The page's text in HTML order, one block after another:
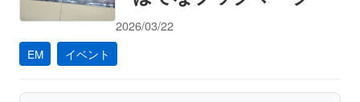
2026/03/22
EM イベント